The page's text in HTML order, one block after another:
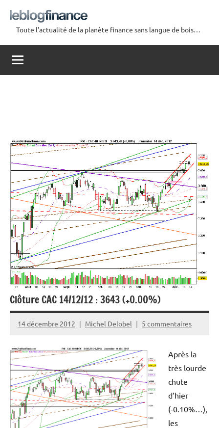
contenu
Le
Blog
Finance
Toute l'actualité de la planète finance sans langue de bois…
Clôture CAC 14/12/12 : 3643 (+0.00%)
14 décembre 2012 Michel Delobel 5 commentaires
Après la
très lourde
chute
d’hier
(-0.10%…),
les